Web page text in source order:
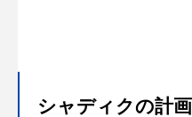
シャディクの計画